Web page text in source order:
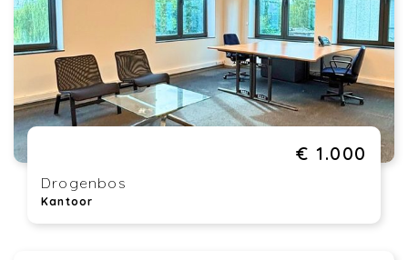
€ 1.000
Drogenbos
Kantoor